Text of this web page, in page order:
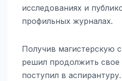
исследованиях и
профильных журналах.
Получив магистерскую
решил продолжить свое
поступил в